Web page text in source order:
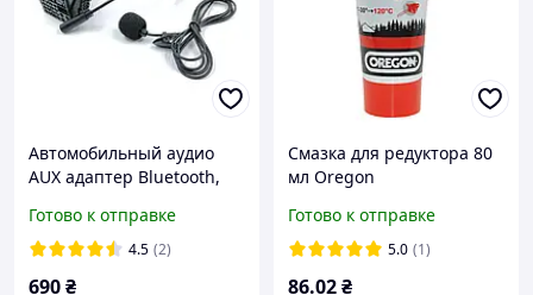
Автомобильный аудио
AUX адаптер Bluetooth,
Готово к отправке
4.5 (2)
690₴
Смазка для редуктора 80
мл Oregon
Готово к отправке
5.0 (1)
86.02₴